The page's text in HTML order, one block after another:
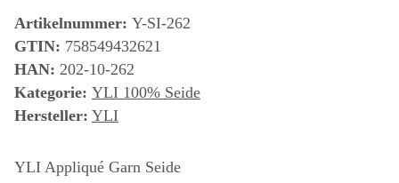
Artikelnummer: Y-SI-262
GTIN: 758549432621
HAN: 202-10-262
Kategorie: YLI 100% Seide
Hersteller: YLI
YLI Appliqué Garn Seide